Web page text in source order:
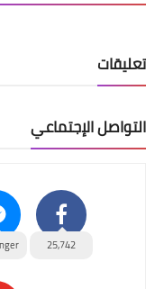
تعليقات
التواصل الإجتماعي
25,742